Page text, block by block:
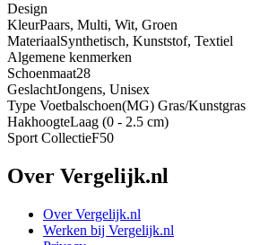
Design
KleurPaars, Multi, Wit, Groen
MateriaalSynthetisch, Kunststof, Textiel
Algemene kenmerken
Schoenmaat28
GeslachtJongens, Unisex
Type Voetbalschoen(MG) Gras/Kunstgras
HakhoogteLaag (0 - 2.5 cm)
Sport CollectieF50
Over Vergelijk.nl
Over Vergelijk.nl
Werken bij Vergelijk.nl